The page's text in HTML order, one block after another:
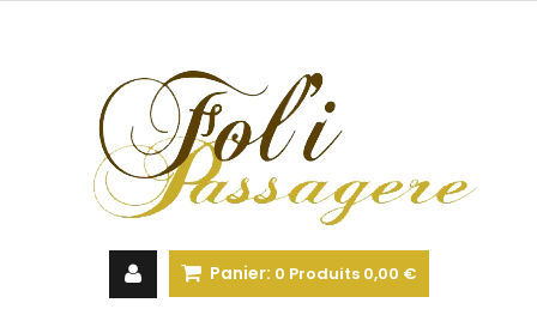
Panier: 0 Produits 0,00 €